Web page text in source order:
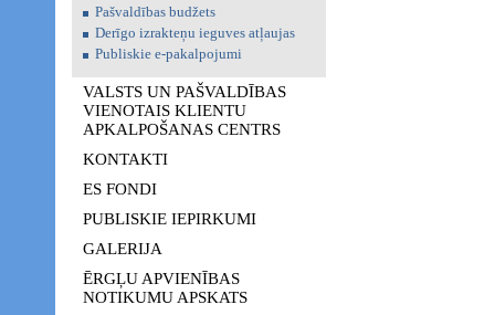
Pašvaldības budžets
Derīgo izrakteņu ieguves atļaujas
Publiskie e-pakalpojumi
VALSTS UN PAŠVALDĪBAS
VIENOTAIS KLIENTU
APKALPOŠANAS CENTRS
KONTAKTI
ES FONDI
PUBLISKIE IEPIRKUMI
GALERIJA
ĒRGĻU APVIENĪBAS
NOTIKUMU APSKATS